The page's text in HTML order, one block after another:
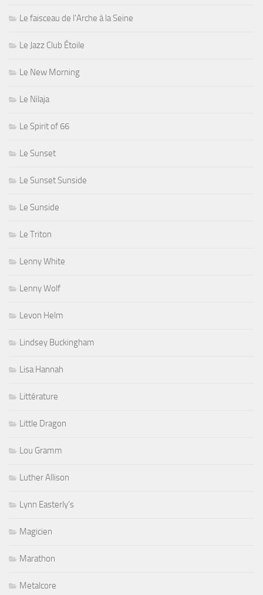
Le faisceau de l'Arche à la Seine
Le Jazz Club Étoile
Le New Morning
Le Nilaja
Le Spirit of 66
Le Sunset
Le Sunset Sunside
Le Sunside
Le Triton
Lenny White
Lenny Wolf
Levon Helm
Lindsey Buckingham
Lisa Hannah
Littérature
Little Dragon
Lou Gramm
Luther Allison
Lynn Easterly's
Magicien
Marathon
Metalcore